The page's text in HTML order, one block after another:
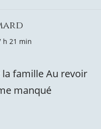
h 21 min
famille Au revoir
manqué